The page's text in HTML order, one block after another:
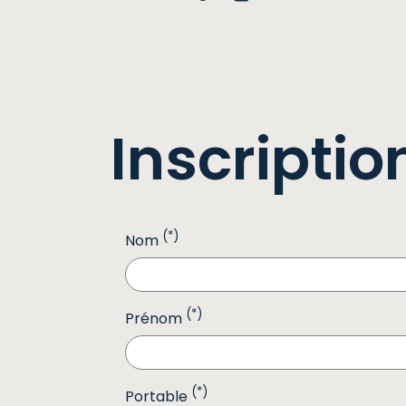
Nom (*)
Prénom (*)
Portable (*)